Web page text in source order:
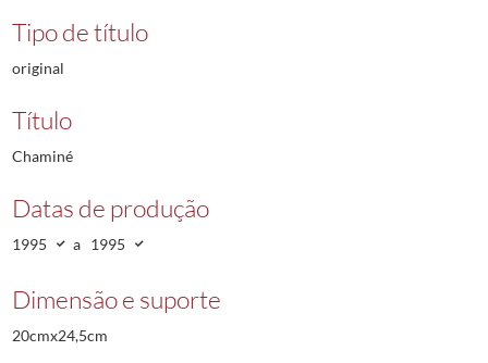
Tipo de título
original
Título
Chaminé
Datas de produção
1995 a 1995
Dimensão e suporte
20cmx24,5cm